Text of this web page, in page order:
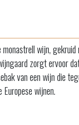
wijn, gekruid
zorgt ervoor
van een wijn die
wijnen.